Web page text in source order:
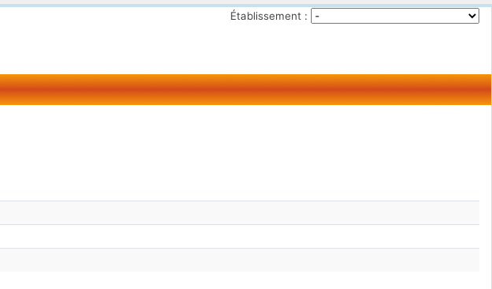
Établissement :